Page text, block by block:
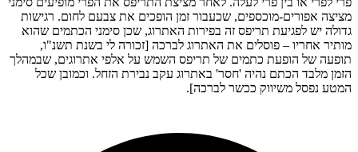
מציצה אפורים-מוכספים, שכעבור זמן הופכים את צבעם לחום. רגישות
גדולה יש לפגיעת תריפס זה בפירות האתרוג, שכן סימני הכתמים שהוא
מותיר אחריו – פוסלים את האתרוג לברכה [זכורה לי בשנת תשנ"ו,
תופעה של הופעת כתמים של תריפס השמש על אלפי אתרוגים, שבמהלך
הזמן מלבד הכתם נהיה 'חסר' באתרוג עקב נבירת הזחל. וכמובן שכל
המטע נפסל משיווק ככשר לברכה].